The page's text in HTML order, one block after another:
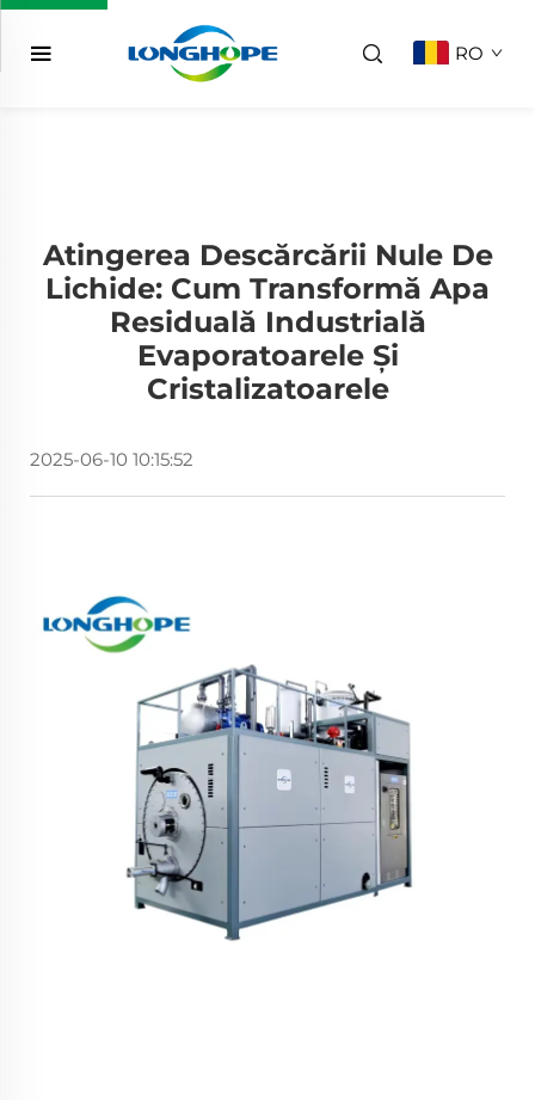
RO
Atingerea Descărcării Nule De
Lichide: Cum Transformă Apa
Residuală Industrială
Evaporatoarele Și
Cristalizatoarele
2025-06-10 10:15:52